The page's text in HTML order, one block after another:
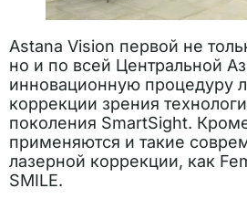
Astana Vision первой не
но и по всей Центральной
инновационную процедуру
коррекции зрения
поколения SmartSight.
применяются и такие
лазерной коррекции, как
SMILE.